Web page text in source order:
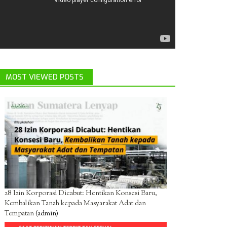
MOST VIEWED POSTS
28 Izin Korporasi Dicabut: Hentikan Konsesi Baru,
Kembalikan Tanah kepada Masyarakat Adat dan
Tempatan(admin)